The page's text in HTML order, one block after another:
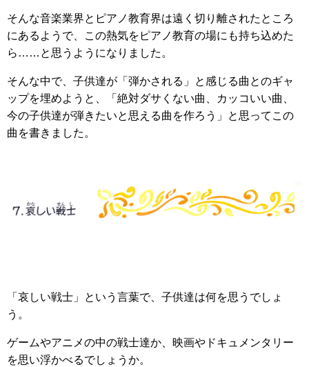
そんな音楽業界とピアノ教育界は遠く切り離されたところ
にあるようで、この熱気をピアノ教育の場にも持ち込めた
ら……と思うようになりました。
そんな中で、子供達が「弾かされる」と感じる曲とのギャ
ップを埋めようと、「絶対ダサくない曲、カッコいい曲、
今の子供達が弾きたいと思える曲を作ろう」と思ってこの
曲を書きました。
「哀しい戦士」という言葉で、子供達は何を思うでしょ
う。
ゲームやアニメの中の戦士達か、映画やドキュメンタリー
を思い浮かべるでしょうか。